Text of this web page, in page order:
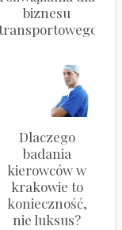
biznesu
Dlaczego
badania
kierowców w
krakowie to
konieczność,
nie luksus?